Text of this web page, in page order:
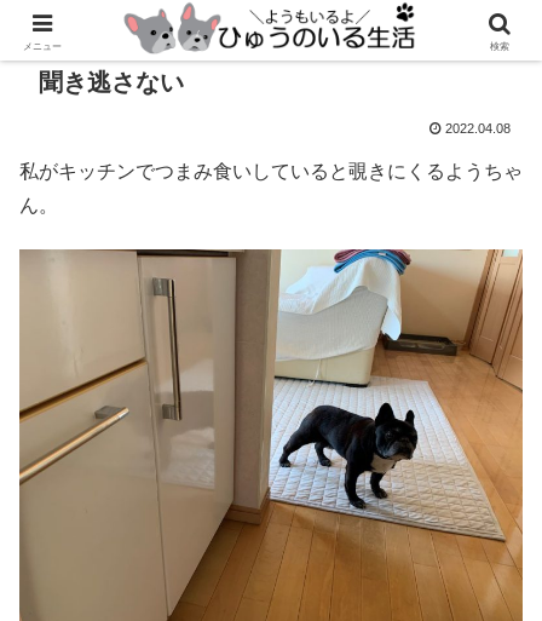
聞き逃さない
2022.04.08
私がキッチンでつまみ食いしていると覗きにくるようちゃ
ん。
メニュー 検索